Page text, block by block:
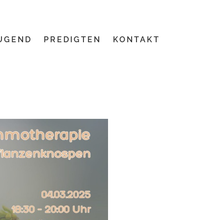
PREDIGTEN KONTAKT